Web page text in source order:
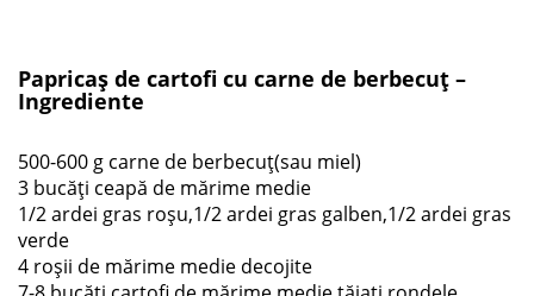
Papricaș de cartofi cu carne de berbecuț –
Ingrediente
500-600 g carne de berbecuț(sau miel)
3 bucăți ceapă de mărime medie
1/2 ardei gras roșu,1/2 ardei gras galben,1/2 ardei gras
verde
4 roșii de mărime medie decojite